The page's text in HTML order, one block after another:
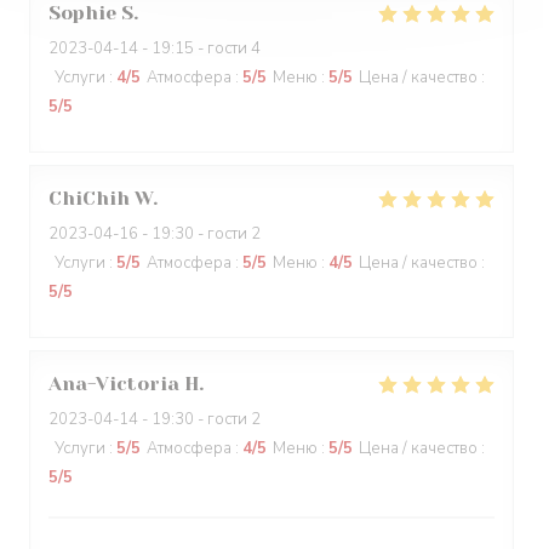
Sophie S
2023-04-14 - 19:15 - гости 4
Услуги : 4/5 Атмосфера : 5/5 Меню : 5/5 Цена / качество :
5/5
ChiChih W
2023-04-16 - 19:30 - гости 2
Услуги : 5/5 Атмосфера : 5/5 Меню : 4/5 Цена / качество :
5/5
Ana-Victoria H
2023-04-14 - 19:30 - гости 2
Услуги : 5/5 Атмосфера : 4/5 Меню : 5/5 Цена / качество :
5/5